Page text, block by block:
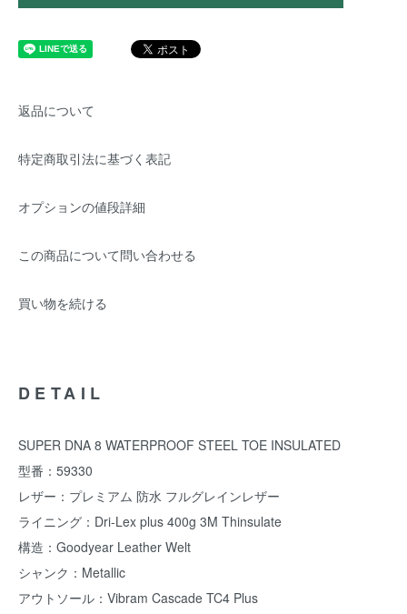
返品について
特定商取引法に基づく表記
オプションの値段詳細
この商品について問い合わせる
買い物を続ける
DETAIL
SUPER DNA 8 WATERPROOF STEEL TOE INSULATED
型番：59330
レザー：プレミアム 防水 フルグレインレザー
ライニング：Dri-Lex plus 400g 3M Thinsulate
構造：Goodyear Leather Welt
シャンク：Metallic
アウトソール：Vibram Cascade TC4 Plus